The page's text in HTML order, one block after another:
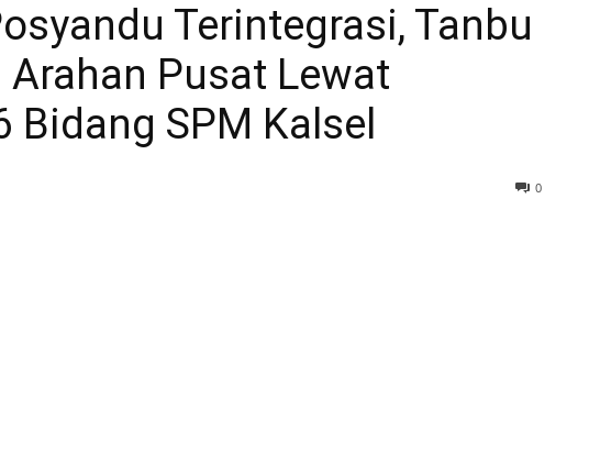
Terintegrasi, Tanbu
Pusat Lewat
Bidang SPM Kalsel
0